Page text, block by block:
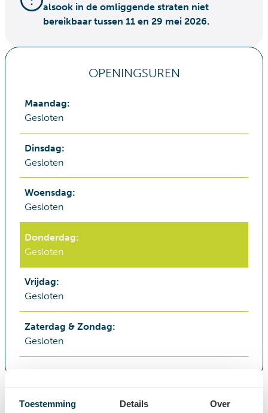
Toestemming Details Over
alsook in de omliggende straten niet
bereikbaar tussen 11 en 29 mei 2026.
OPENINGSUREN
Maandag:
Gesloten
Dinsdag:
Gesloten
Woensdag:
Gesloten
Donderdag:
Gesloten
Vrijdag:
Gesloten
Zaterdag & Zondag:
Gesloten